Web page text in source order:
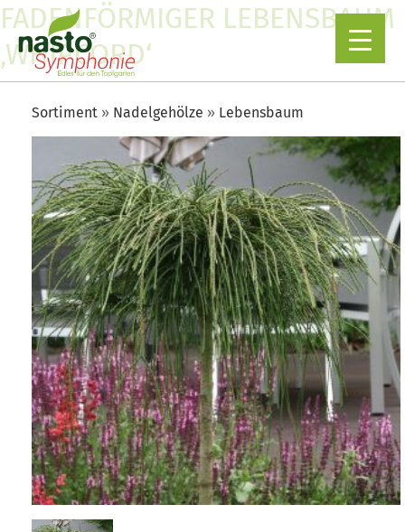
FADENFÖRMIGER LEBENSBAUM
‚WHIPCORD‘
Sortiment Nadelgehölze Lebensbaum